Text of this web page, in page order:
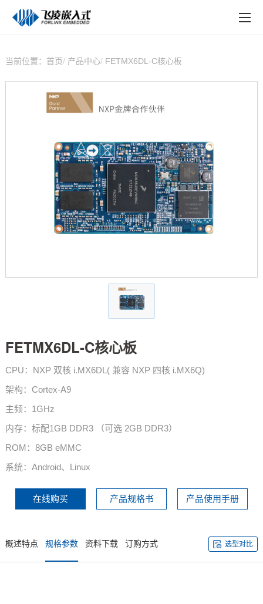
技术与支持
方案定制
天猫商城
淘宝商城
在线购买
当前位置： 首页 产品中心 FETMX6DL-C核心板
FETMX6DL-C核心板
CPU：NXP 双核 i.MX6DL( 兼容 NXP 四核 i.MX6Q)
架构：Cortex-A9
主频：1GHz
内存：标配1GB DDR3 （可选 2GB DDR3）
ROM：8GB eMMC
系统：Android、Linux
在线购买 产品规格书 产品使用手册
概述特点 规格参数 资料下载 订购方式 选型对比